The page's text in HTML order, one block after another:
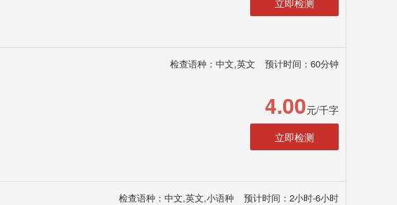
立即检测
检查语种：中文,英文 预计时间：60分钟
4.00元/千字
立即检测
检查语种：中文,英文,小语种 预计时间：2小时-6小时